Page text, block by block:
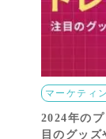
マーケティ
2024年の
目のグッズ